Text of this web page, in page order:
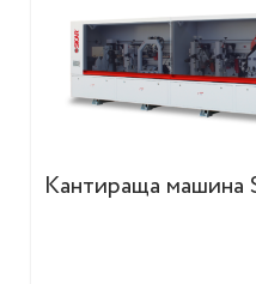
Кантираща машина